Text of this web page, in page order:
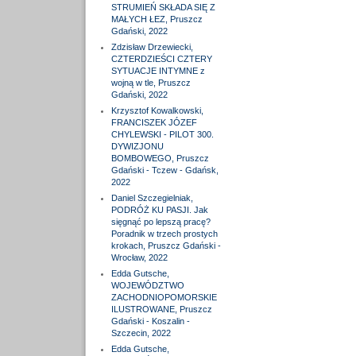
STRUMIEŃ SKŁADA SIĘ Z
MAŁYCH ŁEZ, Pruszcz
Gdański, 2022
Zdzisław Drzewiecki,
CZTERDZIEŚCI CZTERY
SYTUACJE INTYMNE z
wojną w tle, Pruszcz
Gdański, 2022
Krzysztof Kowalkowski,
FRANCISZEK JÓZEF
CHYLEWSKI - PILOT 300.
DYWIZJONU
BOMBOWEGO, Pruszcz
Gdański - Tczew - Gdańsk,
2022
Daniel Szczegielniak,
PODRÓŻ KU PASJI. Jak
sięgnąć po lepszą pracę?
Poradnik w trzech prostych
krokach, Pruszcz Gdański -
Wrocław, 2022
Edda Gutsche,
WOJEWÓDZTWO
ZACHODNIOPOMORSKIE
ILUSTROWANE, Pruszcz
Gdański - Koszalin -
Szczecin, 2022
Edda Gutsche,